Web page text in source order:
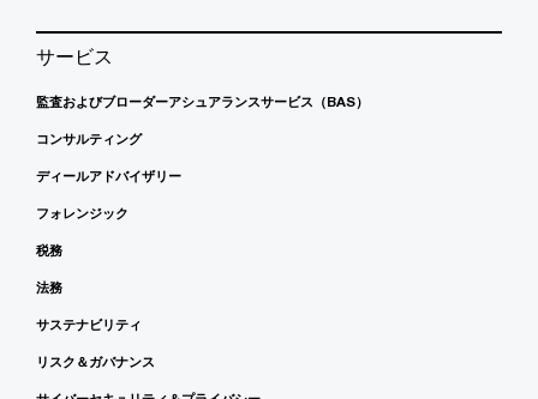
サービス
監査およびブローダーアシュアランスサービス（BAS）
コンサルティング
ディールアドバイザリー
フォレンジック
税務
法務
サステナビリティ
リスク＆ガバナンス